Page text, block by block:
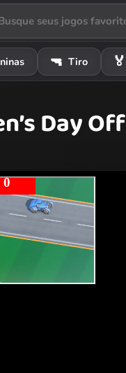
🔫 Tiro 🏅
Day Off